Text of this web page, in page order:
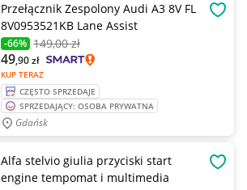
Przełącznik Zespolony Audi A3 8V FL
8V0953521KB Lane Assist
-66% 149,00 zł
KUP TERAZ
49,90zł
CZĘSTO SPRZEDAJE
SPRZEDAJĄCY: OSOBA PRYWATNA
Gdańsk
Alfa stelvio giulia przyciski start
engine tempomat i multimedia